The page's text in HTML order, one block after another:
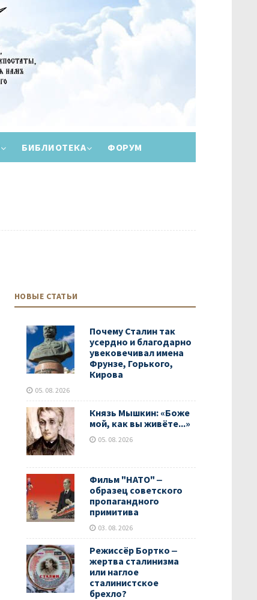
БИБЛИОТЕКА ФОРУМ
НОВЫЕ СТАТЬИ
Почему Сталин так
усердно и благодарно
увековечивал имена
Фрунзе, Горького,
Кирова
05. 08. 2026
Князь Мышкин: «Боже
мой, как вы живёте...»
05. 08. 2026
Фильм "НАТО" ‒
образец советского
пропагандного
примитива
03. 08. 2026
Режиссёр Бортко ‒
жертва сталинизма
или наглое
сталинистское
брехло?